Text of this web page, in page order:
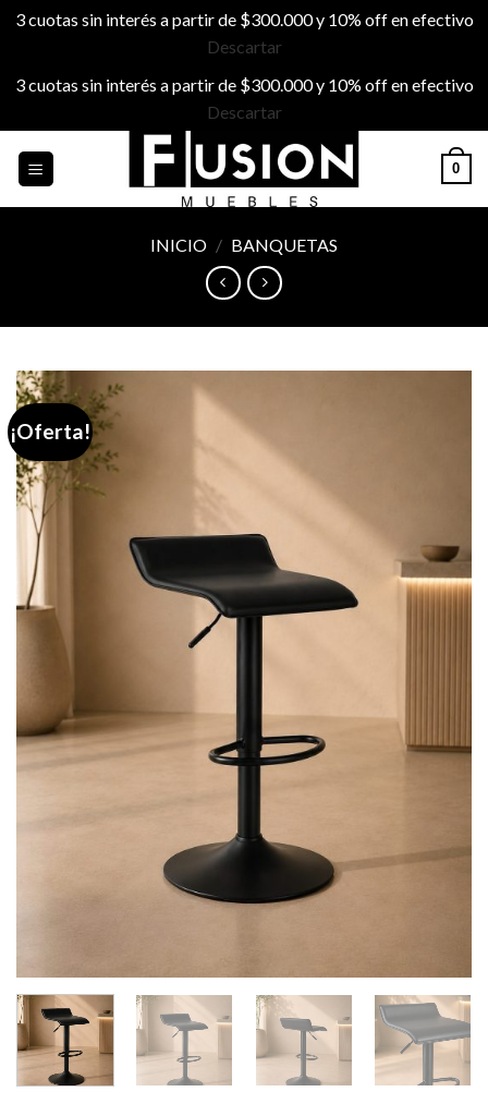
3 cuotas sin interés a partir de $300.000 y 10% off en efectivo
Descartar
3 cuotas sin interés a partir de $300.000 y 10% off en efectivo
Descartar
0
INICIO / BANQUETAS
¡Oferta!